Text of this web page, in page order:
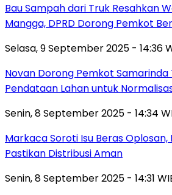
Bau Sampah dari Truk Resahkan
Mangga, DPRD Dorong Pemkot
Selasa, 9 September 2025 - 14:36
Novan Dorong Pemkot Samarinda
Pendataan Lahan untuk
Senin, 8 September 2025 - 14:34
Markaca Soroti Isu Beras
Pastikan Distribusi Aman
Senin, 8 September 2025 - 14:31